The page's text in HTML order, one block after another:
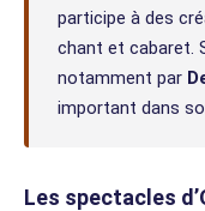
participe à des
chant et cabaret.
notamment par
important dans
Les spectacles